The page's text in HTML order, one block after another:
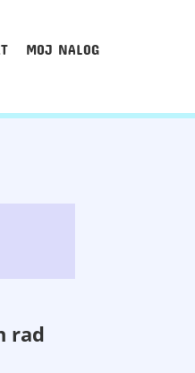
MOJ NALOG
rad